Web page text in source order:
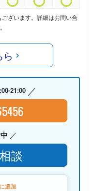
ざいます。詳細はお問い合
21:00
談
追加